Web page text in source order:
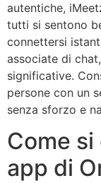
autentiche,
tutti si sentono
connettersi
associate di
significative.
persone con un
senza sforzo e
Come si
app di